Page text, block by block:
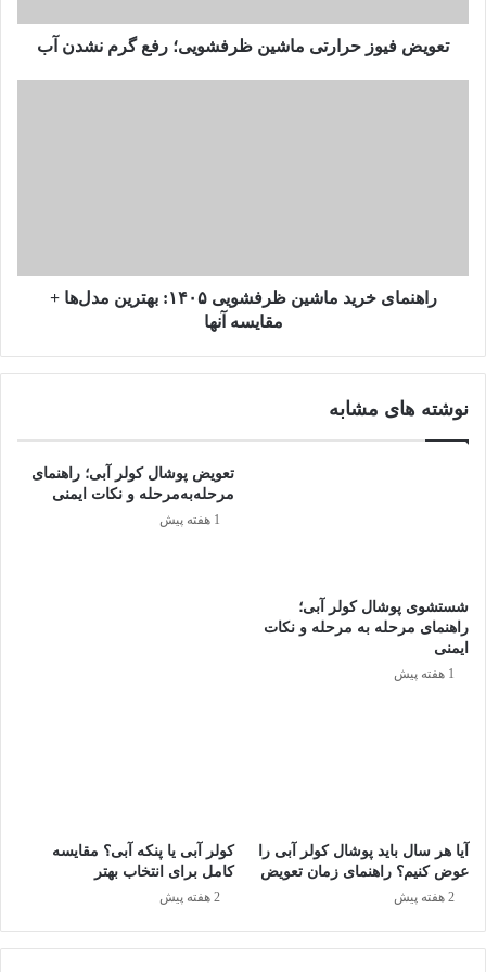
ظرفشویی
فرآیند نصب بسته به اینکه قصد جایگزین کردن یک دستگاه قدیمی را
دارید یا می‌خواهید برای اولین بار در فضای آشپزخانه ظرفشویی
پیش از شروع نصب، در نظر داشته باشید که اگرچه این راهنما نحوه
نصب ماشین ظرفشویی را آموزش می‌دهد اما به دلیل تفاوت در
طراحی مدل‌های مختلف، همیشه دفترچه راهنمای اختصاصی
محصول حرف آخر را می‌زند. پس این دفترچه را کنار دستتان داشته
۱. اندازه‌گیری و آماده‌سازی فضای کابینت
تطبیق ابعاد: پیش از شروع فرآیند نصب و حتی پیش از خرید
تعویض فیوز حرارتی ماشین ظرفشویی؛ رفع گرم نشدن آب
راهنمای خرید ماشین ظرفشویی ۱۴۰۵: بهترین مدل‌ها +
مقایسه آنها
نوشته های مشابه
شستشوی پوشال کولر آبی؛
راهنمای مرحله به مرحله و نکات
ایمنی
1 هفته پیش
تعویض پوشال کولر آبی؛ راهنمای
مرحله‌به‌مرحله و نکات ایمنی
1 هفته پیش
آیا هر سال باید پوشال کولر آبی را
عوض کنیم؟ راهنمای زمان تعویض
2 هفته پیش
کولر آبی یا پنکه آبی؟ مقایسه
کامل برای انتخاب بهتر
2 هفته پیش